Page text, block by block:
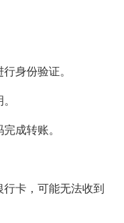
身份验证。
成转账。
卡，可能无法收到